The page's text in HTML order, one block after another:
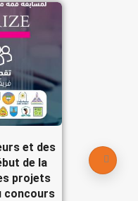
et des
de la
projets
concours